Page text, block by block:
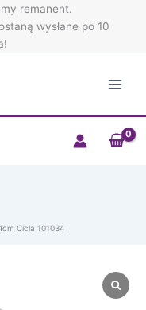
remanent.
wysłane po 10
Cicla 101034